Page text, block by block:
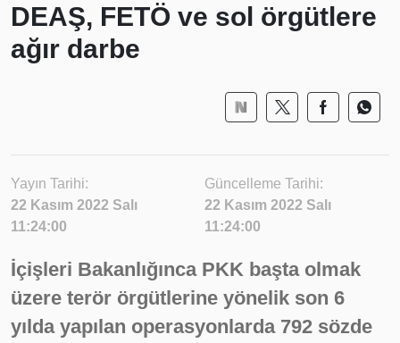
DEAŞ, FETÖ ve sol örgütlere
ağır darbe
Yayın Tarihi:
22 Kasım 2022 Salı
11:24:00
Güncelleme Tarihi:
22 Kasım 2022 Salı
11:24:00
İçişleri Bakanlığınca PKK başta olmak
üzere terör örgütlerine yönelik son 6
yılda yapılan operasyonlarda 792 sözde